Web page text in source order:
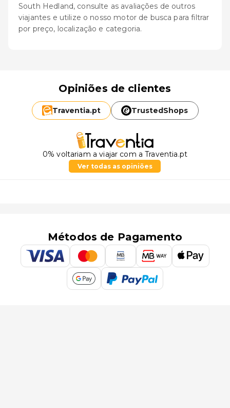
South Hedland, consulte as avaliações de outros
viajantes e utilize o nosso motor de busca para filtrar
por preço, localização e categoria.
Opiniões de clientes
Traventia.pt TrustedShops
0% voltariam a viajar com a Traventia.pt
Ver todas as opiniões
Métodos de Pagamento